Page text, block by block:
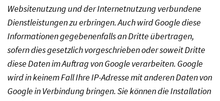
Websitenutzung und der Internetnutzung verbundene
Dienstleistungen zu erbringen. Auch wird Google diese
Informationen gegebenenfalls an Dritte übertragen,
sofern dies gesetzlich vorgeschrieben oder soweit Dritte
diese Daten im Auftrag von Google verarbeiten. Google
wird in keinem Fall Ihre IP-Adresse mit anderen Daten von
Google in Verbindung bringen. Sie können die Installation